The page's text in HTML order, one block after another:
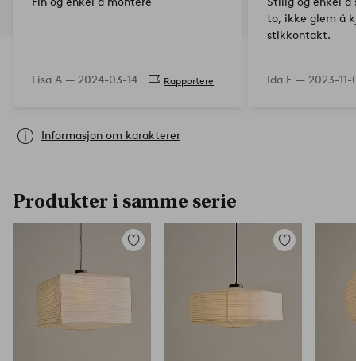
Lisa A — 2024-03-14 Rapportere
to, ikke glem å
stikkontakt.
Ida E — 2023-11-
Informasjon om karakterer
Produkter i samme serie
Legg
Legg